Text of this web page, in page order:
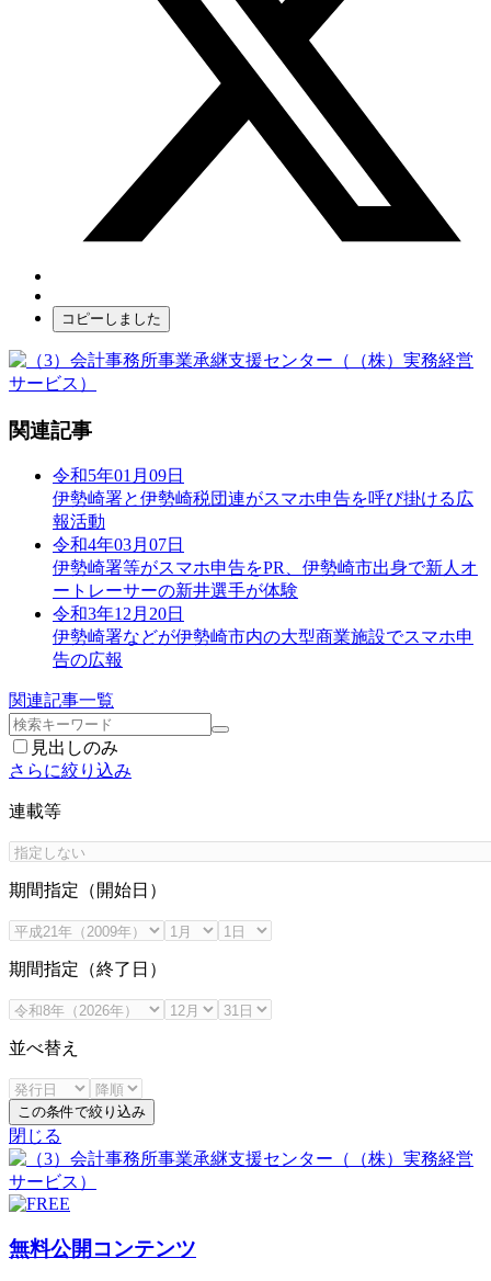
コピーしました
関連記事
令和5年01月09日
伊勢崎署と伊勢崎税団連がスマホ申告を呼び掛ける広
報活動
令和4年03月07日
伊勢崎署等がスマホ申告をPR、伊勢崎市出身で新人オ
ートレーサーの新井選手が体験
令和3年12月20日
伊勢崎署などが伊勢崎市内の大型商業施設でスマホ申
告の広報
関連記事一覧
見出しのみ
さらに絞り込み
連載等
期間指定（開始日）
期間指定（終了日）
並べ替え
この条件で絞り込み
閉じる
無料公開コンテンツ